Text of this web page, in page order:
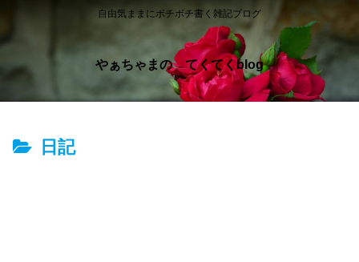
自由気ままにボチボチ書く雑記ブログ
やぁちゃまの てくてくblog
日記